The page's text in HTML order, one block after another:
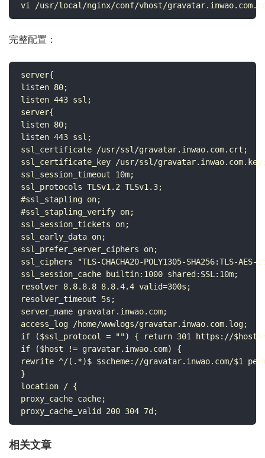
vi /usr/local/nginx/conf/vhost/
完整配置：
server{
listen 80;
listen 443 ssl;
server{
listen 80;
listen 443 ssl;
ssl_certificate /usr/ssl/gravatar.inwao.com.crt;
ssl_certificate_key /usr/ssl/
ssl_session_timeout 10m;
ssl_protocols TLSv1.2 TLSv1.3;
#ssl_stapling on;
#ssl_stapling_verify on;
ssl_session_tickets on;
ssl_early_data on;
ssl_prefer_server_ciphers on;
ssl_ciphers "TLS-CHACHA20-POLY1305-SHA256:TLS-AES-256-
ssl_session_cache builtin:1000 shared:SSL:10m;
resolver 8.8.8.8 8.8.4.4 valid=300s;
resolver_timeout 5s;
server_name gravatar.inwao.com;
access_log /home/wwwlogs/gravatar.inwao.com.log;
if ($ssl_protocol = "") { return 301 https://
if ($host != gravatar.inwao.com) {
rewrite ^/(.*)$ $scheme://gravatar.inwao.com/$1
}
location / {
proxy_cache cache;
proxy_cache_valid 200 304 7d;
相关文章